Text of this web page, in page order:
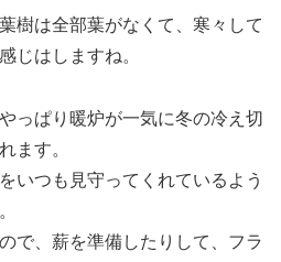
樹は全部葉がなくて、寒々して
じはしますね。
っぱり暖炉が一気に冬の冷え切
ます。
いつも見守ってくれているよう
で、薪を準備したりして、フラ